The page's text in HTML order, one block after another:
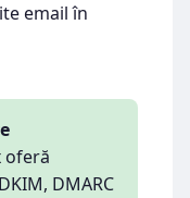
email în
oferă
DMARC